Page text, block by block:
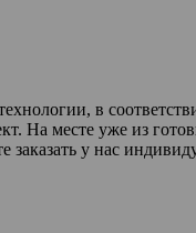
в
На месте уже из
у нас